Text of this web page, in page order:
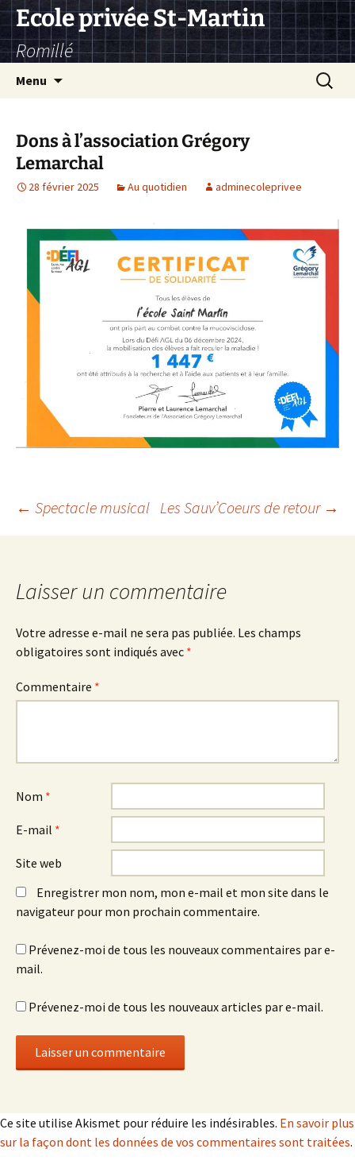
Aller
au
contenu
Ecole privée St-Martin
Romillé
Menu
Dons à l’association Grégory
Lemarchal
28 février 2025 Au quotidien adminecoleprivee
Navigation
articles
← Spectacle musical Les Sauv’Coeurs de retour →
Laisser un commentaire
Votre adresse e-mail ne sera pas publiée. Les champs
obligatoires sont indiqués avec *
Commentaire *
Nom *
E-mail *
Site web
Enregistrer mon nom, mon e-mail et mon site dans le
navigateur pour mon prochain commentaire.
Prévenez-moi de tous les nouveaux commentaires par e-
mail.
Prévenez-moi de tous les nouveaux articles par e-mail.
Ce site utilise Akismet pour réduire les indésirables. En savoir plus
sur la façon dont les données de vos commentaires sont traitées.